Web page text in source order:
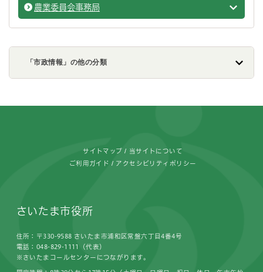
農業委員会事務局
市の組
「市政情報」の他の分類
サイトマップ 当サイトについて
ご利用ガイド アクセシビリティポリシー
さいたま市役所
住所：〒330-9588 さいたま市浦和区常盤六丁目4番4号
電話：048-829-1111（代表）
※さいたまコールセンターにつながります。